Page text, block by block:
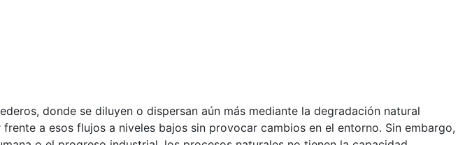
donde se diluyen o dispersan aún más mediante la degradación natural
a esos flujos a niveles bajos sin provocar cambios en el entorno. Sin embargo,